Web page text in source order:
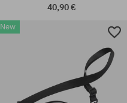
40,90 €
New